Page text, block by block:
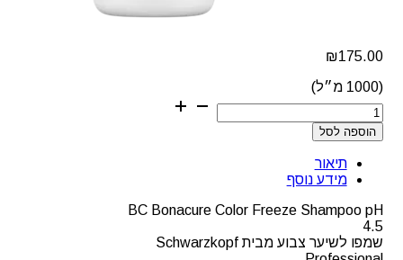
₪175.00
(1000 מ״ל)
כמות
של
שמפו
ללא
מלחים
פרייז
שוורצקופף
הוספה לסל
תיאור
מידע נוסף
BC Bonacure Color Freeze Shampoo pH
4.5
שמפו לשיער צבוע מבית Schwarzkopf